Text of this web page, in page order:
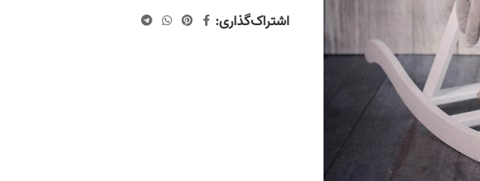
اشتراک‌گذاری: